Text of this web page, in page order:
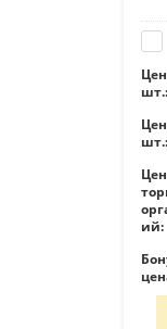
шт.:
шт.:
ий: